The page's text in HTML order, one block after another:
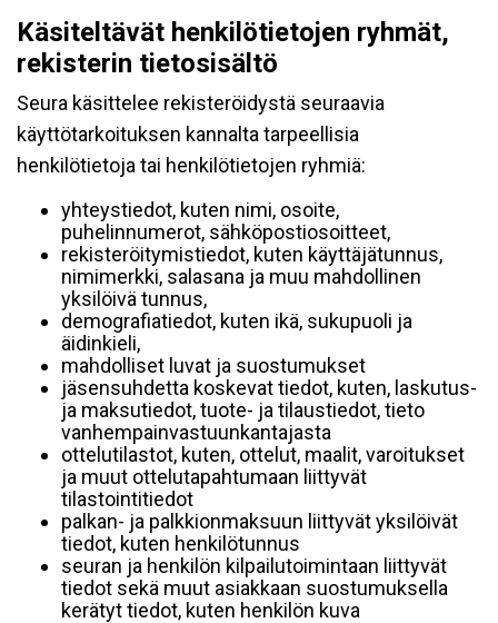
Käsiteltävät henkilötietojen ryhmät,
rekisterin tietosisältö
Seura käsittelee rekisteröidystä seuraavia
käyttötarkoituksen kannalta tarpeellisia
henkilötietoja tai henkilötietojen ryhmiä:
yhteystiedot, kuten nimi, osoite,
puhelinnumerot, sähköpostiosoitteet,
rekisteröitymistiedot, kuten käyttäjätunnus,
nimimerkki, salasana ja muu mahdollinen
yksilöivä tunnus,
demografiatiedot, kuten ikä, sukupuoli ja
äidinkieli,
mahdolliset luvat ja suostumukset
jäsensuhdetta koskevat tiedot, kuten, laskutus-
ja maksutiedot, tuote- ja tilaustiedot, tieto
vanhempainvastuunkantajasta
ottelutilastot, kuten, ottelut, maalit, varoitukset
ja muut ottelutapahtumaan liittyvät
tilastointitiedot
palkan- ja palkkionmaksuun liittyvät yksilöivät
tiedot, kuten henkilötunnus
seuran ja henkilön kilpailutoimintaan liittyvät
tiedot sekä muut asiakkaan suostumuksella
kerätyt tiedot, kuten henkilön kuva